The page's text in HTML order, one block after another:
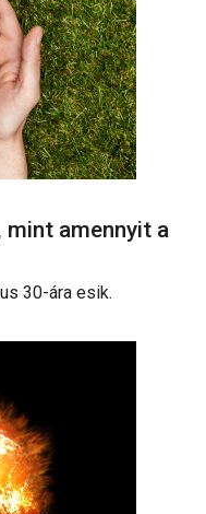
amennyit a
30-ára esik.